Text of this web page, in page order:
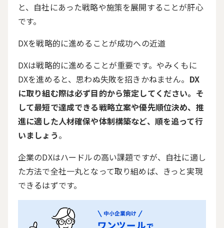
と、自社にあった戦略や施策を展開することが肝心
です。
DXを戦略的に進めることが成功への近道
DXは戦略的に進めることが重要です。やみくもに
DXを進めると、思わぬ失敗を招きかねません。 DX
に取り組む際は必ず目的から策定してください。そ
して最短で達成できる戦略立案や優先順位決め、推
進に適した人材確保や体制構築など、順を追って行
いましょう。
企業のDXはハードルの高い課題ですが、自社に適し
た方法で全社一丸となって取り組めば、きっと実現
できるはずです。